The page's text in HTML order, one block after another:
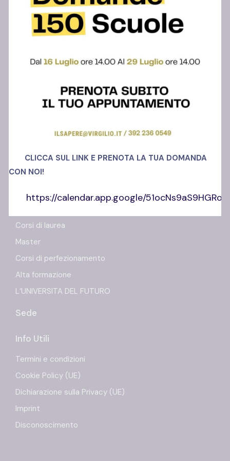
Via Madonnelle, 69
Richiedi info
+39 392 23 60 549
Offerta Formativa
Corsi di laurea
Master
Corsi di perfezionamento
Alta formazione
L’UNIVERSITA DEL FUTURO
Sede
Info Utili
Termini e condizioni
Cookie Policy (UE)
Dichiarazione sulla Privacy (UE)
Imprint
Disconoscimento
CLICCA SUL LINK E PRENOTA LA TUA DOMANDA
CON NOI!
https://calendar.app.google/